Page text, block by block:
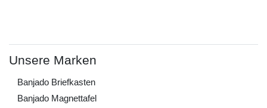
Unsere Marken
Banjado Briefkasten
Banjado Magnettafel